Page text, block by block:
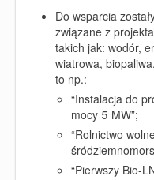
Do wsparcia
związane z
takich jak: wodór,
wiatrowa,
to np.:
“Instalacja do
mocy 5 MW”;
“Rolnictwo
“Pierwszy Bio-